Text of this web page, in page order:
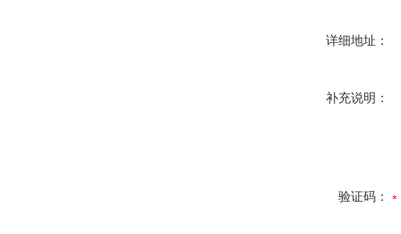
详细地址：
补充说明：
验证码：